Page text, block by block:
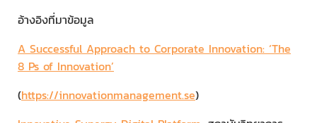
อ้างอิงที่มาข้อมูล
A Successful Approach to Corporate Innovation: ‘The
8 Ps of Innovation’
(https://innovationmanagement.se)